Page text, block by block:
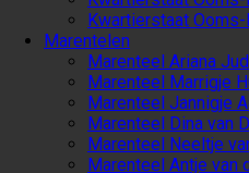
Kwartierstaat Ooms-
Marentelen
Marenteel Ariana
Marenteel Marrigje
Marenteel Jannigje
Marenteel Dina van
Marenteel Neeltje
Marenteel Antje van